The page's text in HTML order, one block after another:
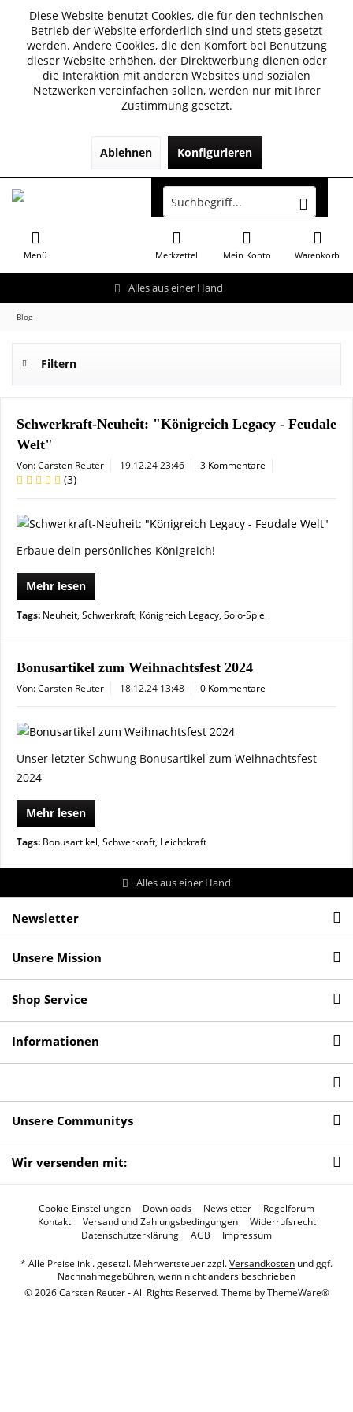
Diese Website benutzt Cookies, die für den technischen
Betrieb der Website erforderlich sind und stets gesetzt
werden. Andere Cookies, die den Komfort bei Benutzung
dieser Website erhöhen, der Direktwerbung dienen oder
die Interaktion mit anderen Websites und sozialen
Netzwerken vereinfachen sollen, werden nur mit Ihrer
Zustimmung gesetzt.
Ablehnen Konfigurieren
Alles aus einer Hand
Menü Warenkorb
Merkzettel Mein Konto
Blog
Filtern
Schwerkraft-Neuheit: "Königreich Legacy - Feudale
Welt"
Von: Carsten Reuter 19.12.24 23:46 3 Kommentare
(3)
Erbaue dein persönliches Königreich!
Mehr lesen
Tags: Neuheit, Schwerkraft, Königreich Legacy, Solo-Spiel
Bonusartikel zum Weihnachtsfest 2024
Von: Carsten Reuter 18.12.24 13:48 0 Kommentare
Unser letzter Schwung Bonusartikel zum Weihnachtsfest
2024
Mehr lesen
Tags: Bonusartikel, Schwerkraft, Leichtkraft
Alles aus einer Hand
Newsletter
Unsere Mission
Shop Service
Informationen
Unsere Communitys
Wir versenden mit:
Cookie-Einstellungen Downloads Newsletter
Regelforum
Kontakt
Versand und Zahlungsbedingungen
Widerrufsrecht
Datenschutzerklärung
AGB Impressum
* Alle Preise inkl. gesetzl. Mehrwertsteuer zzgl.Versandkosten und ggf.
Nachnahmegebühren, wenn nicht anders beschrieben
© 2026 Carsten Reuter - All Rights Reserved. Theme byThemeWare®